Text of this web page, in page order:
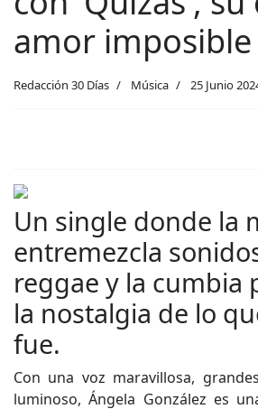
amor imposible
Redacción 30 Días Música 25 Junio
Un single donde la
entremezcla
reggae y la cumbia
la nostalgia de lo
fue.
Con una voz maravillosa,
luminoso, Ángela González es